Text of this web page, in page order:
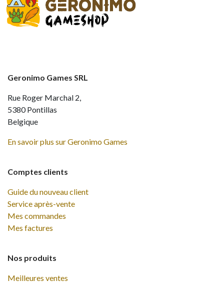
Comptes clients
Guide du nouveau client
Service après-vente
Mes commandes
Mes factures
Nos produits
Meilleures ventes
Geronimo Games SRL
Rue Roger Marchal 2,
5380 Pontillas
Belgique
En savoir plus sur Geronimo Games